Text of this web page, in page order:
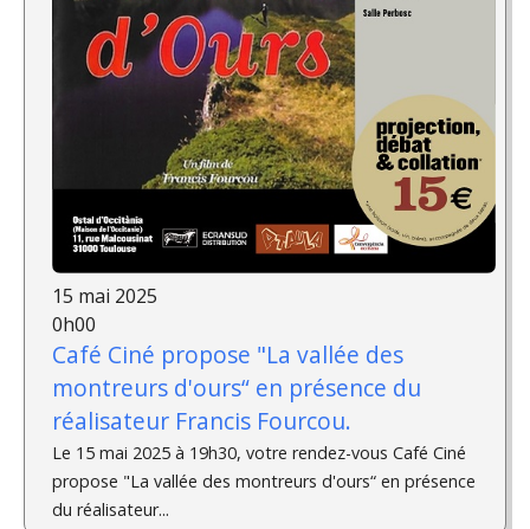
15 mai 2025
0h00
Café Ciné propose "La vallée des
montreurs d'ours“ en présence du
réalisateur Francis Fourcou.
Le 15 mai 2025 à 19h30, votre rendez-vous Café Ciné
propose "La vallée des montreurs d'ours“ en présence
du réalisateur...